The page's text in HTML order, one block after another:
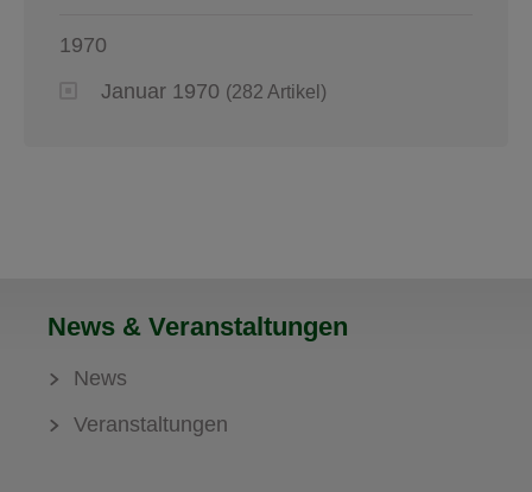
1970
Januar 1970 (282 Artikel)
News & Veranstaltungen
News
Veranstaltungen